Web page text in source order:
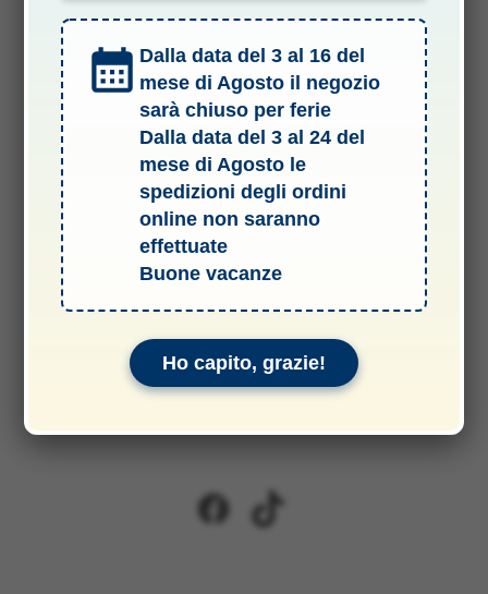
Privacy & Cookie Policy
Informativa sui rimborsi
Informativa legale
Garanzie
Modellismo Rossi
Largo Leonardo Da Vinci 2/A
00145 ROMA - Tel: 06.5417302
Facebook
TikTok
Dalla data del 3 al 16 del
mese di Agosto il negozio
sarà chiuso per ferie
Dalla data del 3 al 24 del
mese di Agosto le
spedizioni degli ordini
online non saranno
effettuate
Buone vacanze
Ho capito, grazie!